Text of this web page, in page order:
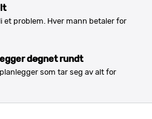
et problem. Hver mann betaler for
døgnet rundt
som tar seg av alt for